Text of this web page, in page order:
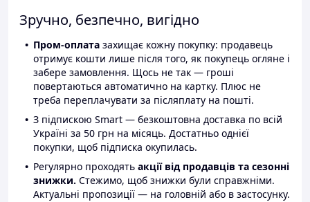
Зручно, безпечно, вигідно
Пром-оплата захищає кожну покупку: продавець
отримує кошти лише після того, як покупець огляне і
забере замовлення. Щось не так — гроші
повертаються автоматично на картку. Плюс не
треба переплачувати за післяплату на пошті.
З підпискою Smart — безкоштовна доставка по всій
Україні за 50 грн на місяць. Достатньо однієї
покупки, щоб підписка окупилась.
Регулярно проходять акції від продавців та сезонні
знижки. Стежимо, щоб знижки були справжніми.
Актуальні пропозиції — на головній або в застосунку.